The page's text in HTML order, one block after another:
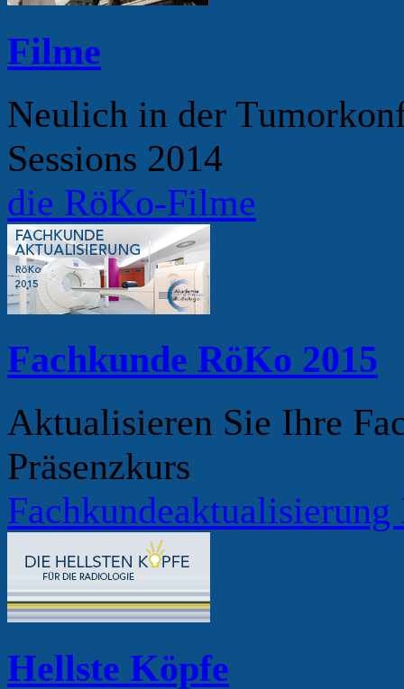
Filme
Neulich in der
Sessions 2014
die RöKo-Filme
Fachkunde RöKo 2015
Aktualisieren Sie Ihre
Präsenzkurs
Hellste Köpfe